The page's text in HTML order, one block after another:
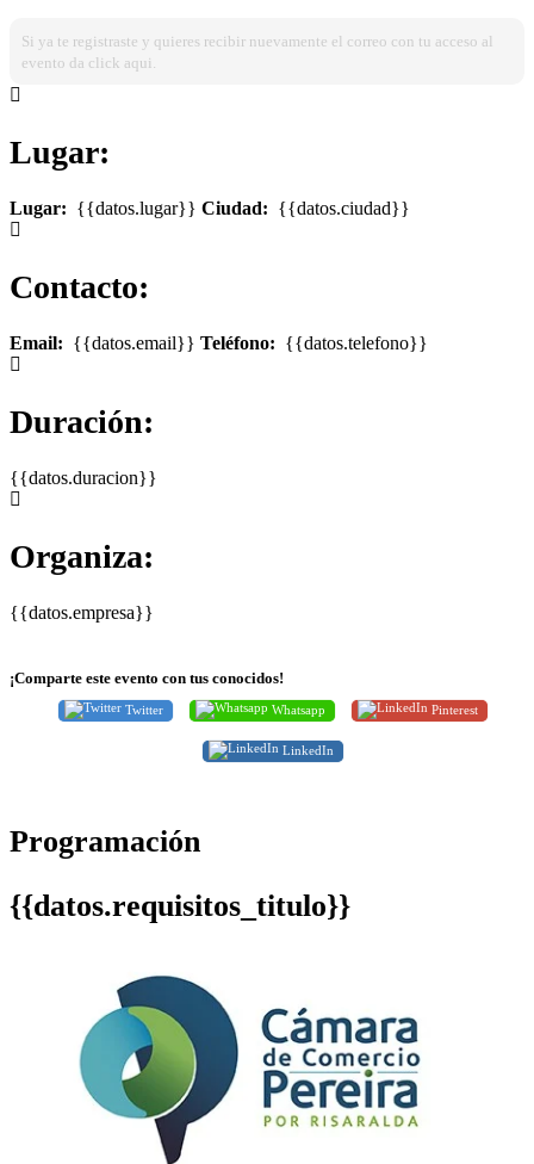
Si ya te registraste y quieres recibir nuevamente el correo con tu acceso al
evento da click aqui.
Lugar:
Lugar: {{datos.lugar}} Ciudad: {{datos.ciudad}}
Contacto:
Email: {{datos.email}} Teléfono: {{datos.telefono}}
Duración:
{{datos.duracion}}
Organiza:
{{datos.empresa}}
¡Comparte este evento con tus conocidos!
Twitter Whatsapp Pinterest
LinkedIn
Programación
{{datos.requisitos_titulo}}